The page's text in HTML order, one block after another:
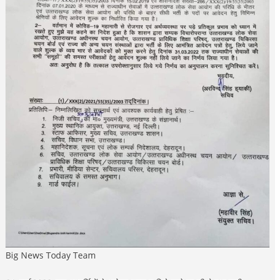
Big News Today Team